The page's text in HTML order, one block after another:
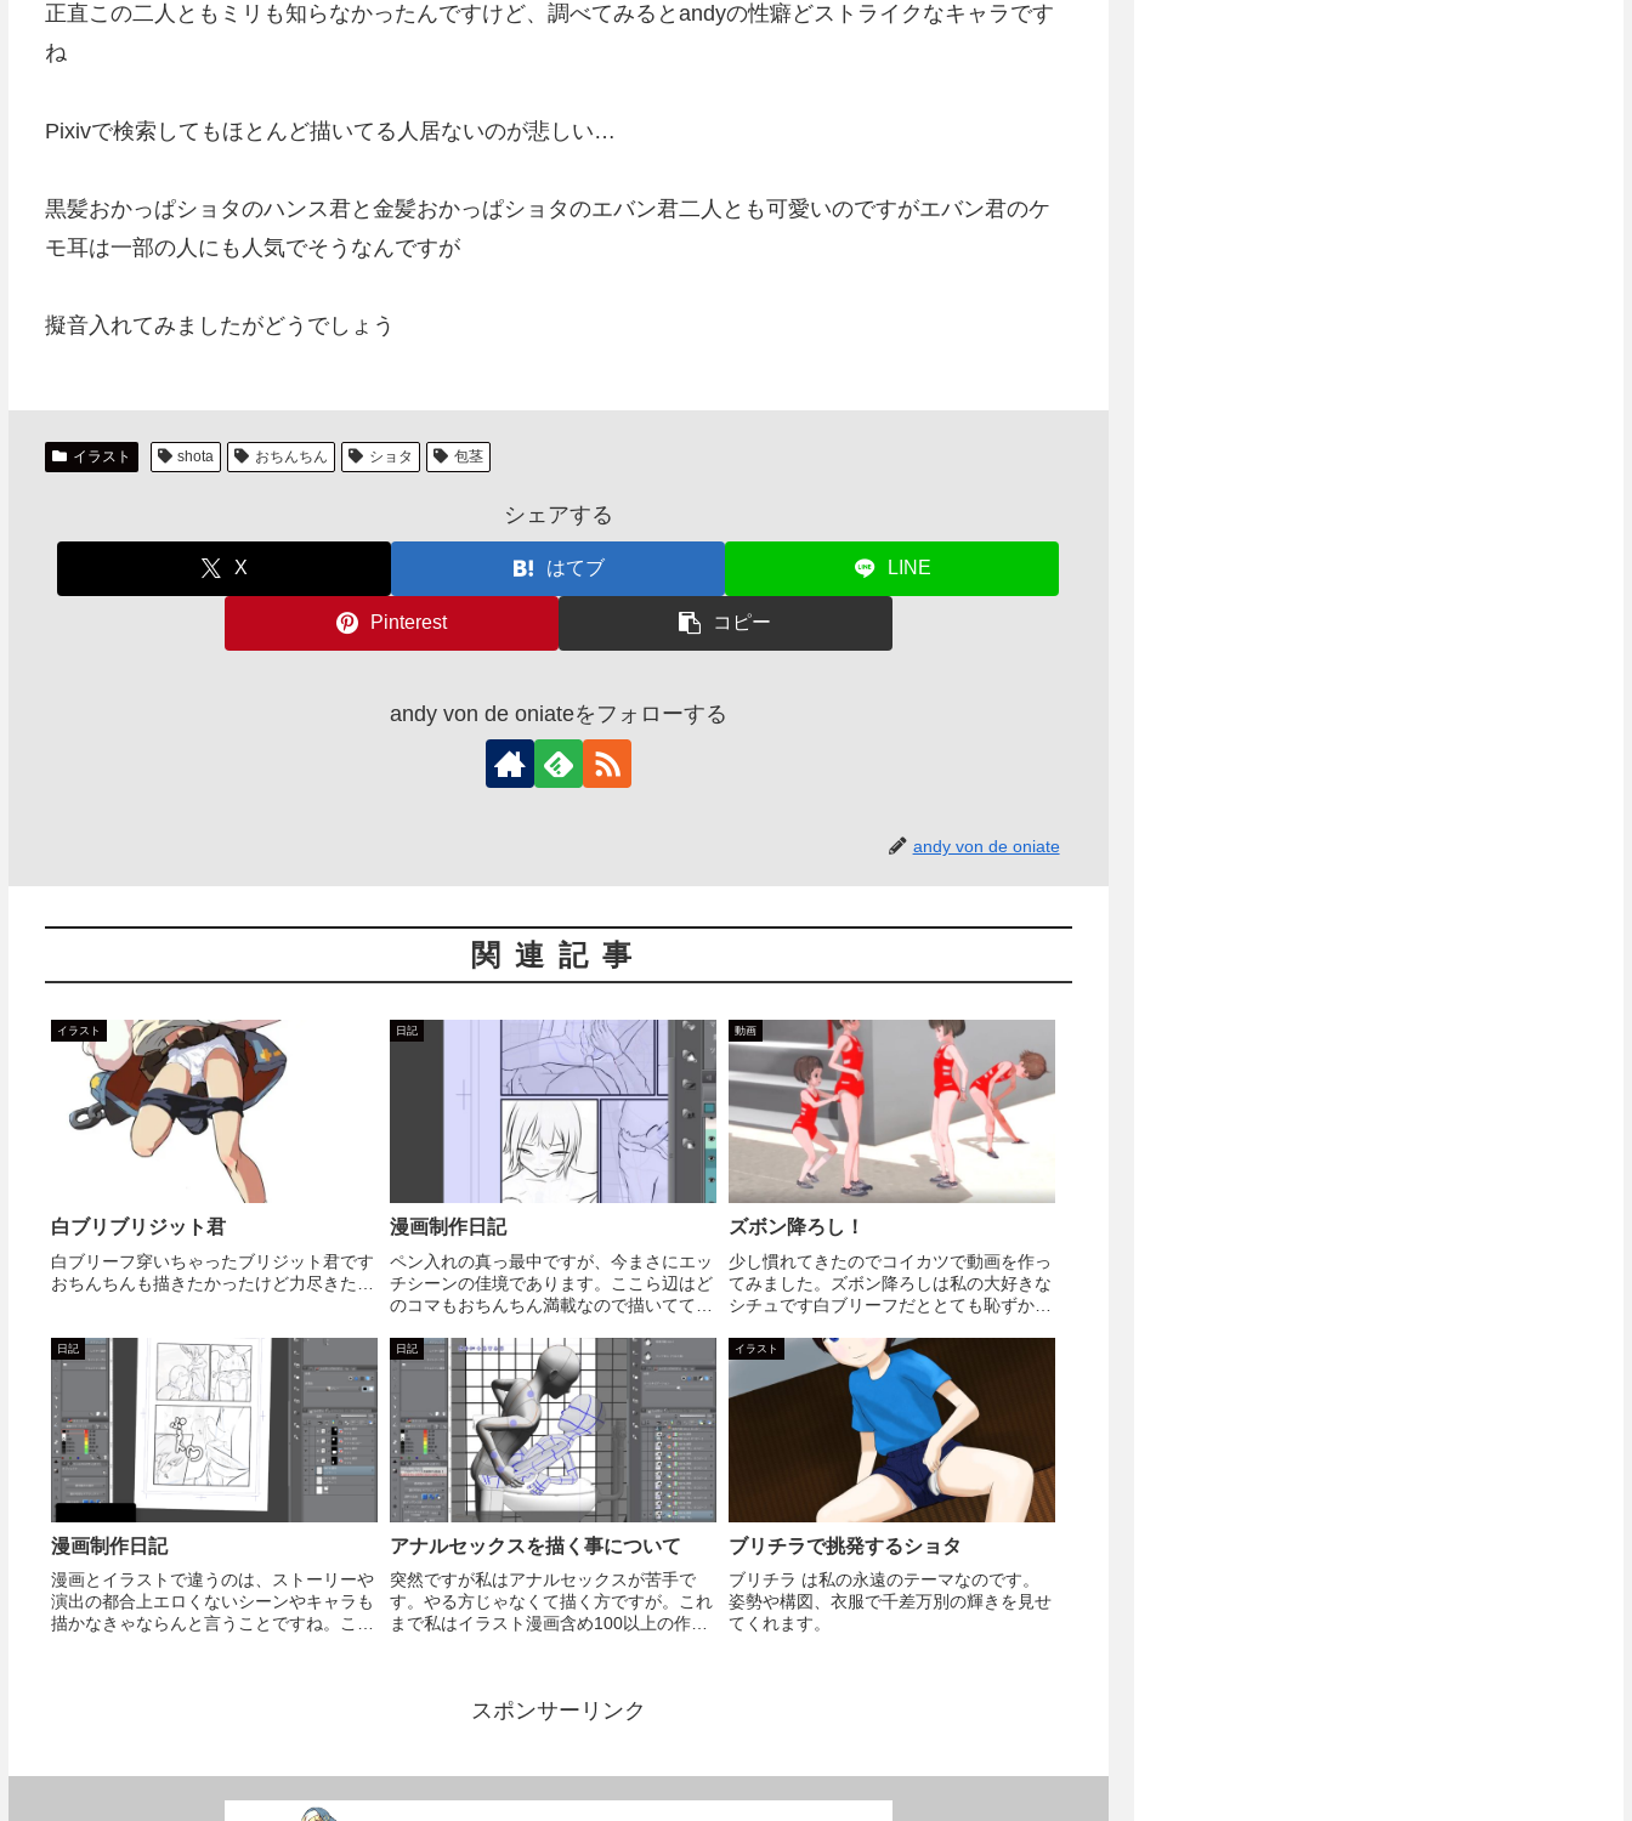
正直この二人ともミリも知らなかったんですけど、調べてみるとandyの性癖どストライクなキャラです
ね
Pixivで検索してもほとんど描いてる人居ないのが悲しい…
黒髪おかっぱショタのハンス君と金髪おかっぱショタのエバン君二人とも可愛いのですがエバン君のケ
モ耳は一部の人にも人気でそうなんですが
擬音入れてみましたがどうでしょう
イラスト shota おちんちん ショタ 包茎
シェアする
X はてブ LINE
Pinterest コピー
andy von de oniateをフォローする
andy von de oniate
関連記事
イラスト
白ブリブリジット君
白ブリーフ穿いちゃったブリジット君です
おちんちんも描きたかったけど力尽きた…
日記
漫画制作日記
ペン入れの真っ最中ですが、今まさにエッ
チシーンの佳境であります。ここら辺はど
のコマもおちんちん満載なので描いてても
するとなかなか終わらないのです。特に表
情とおちんちんの形がキモですのでやり直
しに次ぐやり...
動画
ズボン降ろし！
少し慣れてきたのでコイカツで動画を作っ
てみました。ズボン降ろしは私の大好きな
シチュです白ブリーフだととても恥ずかし
みたのですがいかがでしょうか。
日記
漫画制作日記
漫画とイラストで違うのは、ストーリーや
演出の都合上エロくないシーンやキャラも
描かなきゃならんと言うことですね。これ
日記
アナルセックスを描く事について
突然ですが私はアナルセックスが苦手で
す。やる方じゃなくて描く方ですが。これ
まで私はイラスト漫画含め100以上の作品
というのがあ...
イラスト
ブリチラで挑発するショタ
ブリチラ は私の永遠のテーマなのです。
姿勢や構図、衣服で千差万別の輝きを見せ
てくれます。
スポンサーリンク